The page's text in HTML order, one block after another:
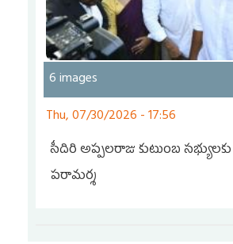
6 images
Thu, 07/30/2026 - 17:56
సీదిరి అప్పలరాజు కుటుంబ
ప‌రామ‌ర్శ‌